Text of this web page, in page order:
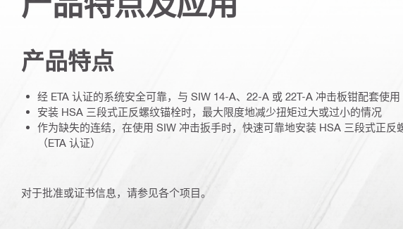
产品特点
经 ETA 认证的系统安全可靠，与 SIW 14-A、22-A 或 22T-A 冲击板钳配套使用
安装 HSA 三段式正反螺纹锚栓时，最大限度地减少扭矩过大或过小的情况
作为缺失的连结，在使用 SIW 冲击扳手时，快速可靠地安装 HSA 三段式正反
（ETA 认证）
对于批准或证书信息，请参见各个项目。